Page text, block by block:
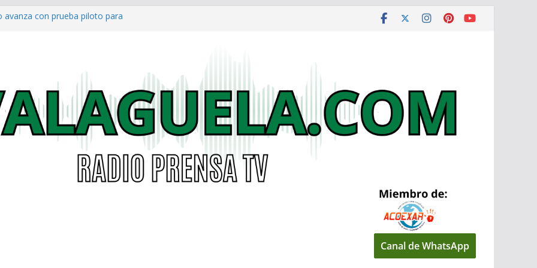
avanza con prueba piloto para
eléctricas: alcaldías podrán
garantizar acceso digno a
ya cuenta con parques infantiles
Canal de WhatsApp